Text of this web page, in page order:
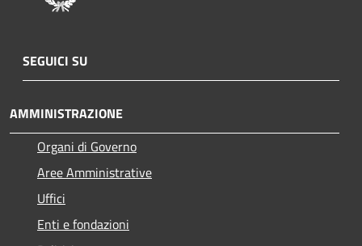
SEGUICI SU
AMMINISTRAZIONE
Organi di Governo
Aree Amministrative
Uffici
Enti e fondazioni